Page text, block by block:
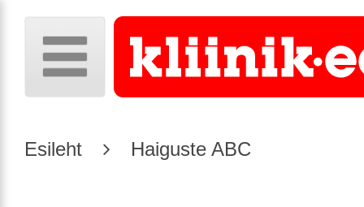
Esileht Haiguste ABC